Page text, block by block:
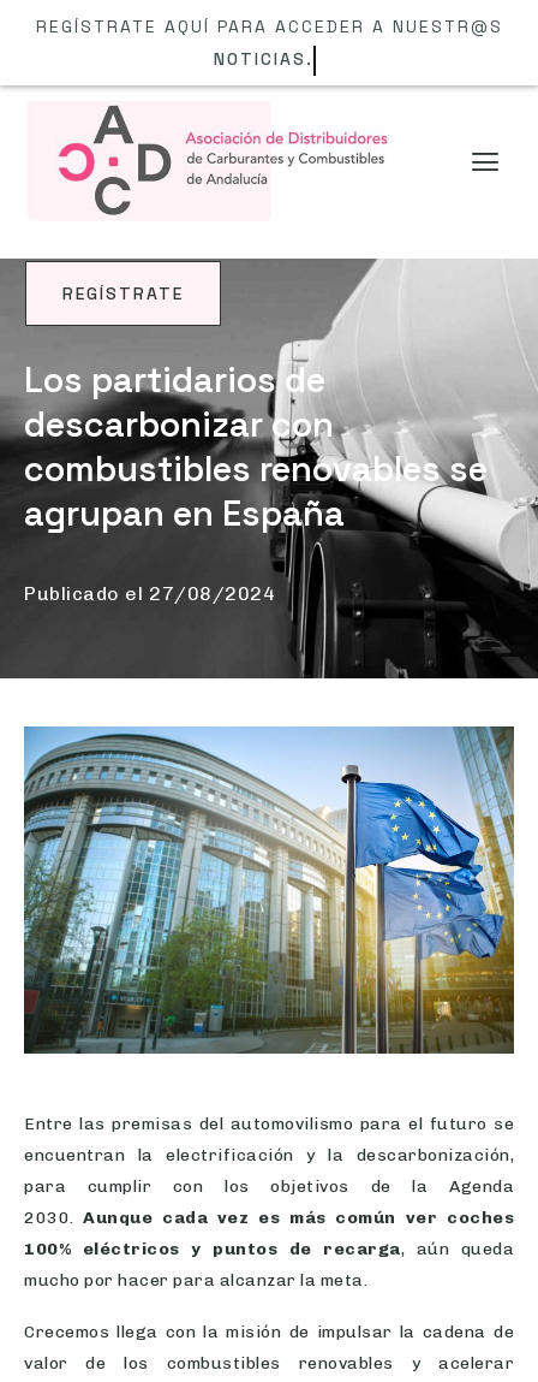
REGÍSTRATE AQUÍ PARA ACCEDER A NUESTR@S
NOTICIAS.
REGÍSTRATE
NOTICIAS
Los partidarios de
descarbonizar con
combustibles renovables se
agrupan en España
Publicado el 27/08/2024
Entre las premisas del automovilismo para el futuro se
encuentran la electrificación y la descarbonización,
para cumplir con los objetivos de la Agenda
2030.Aunque cada vez es más común ver coches
100% eléctricos y puntos de recarga, aún queda
mucho por hacer para alcanzar la meta.
Crecemos llega con la misión de impulsar la cadena de
valor de los combustibles renovables y acelerar